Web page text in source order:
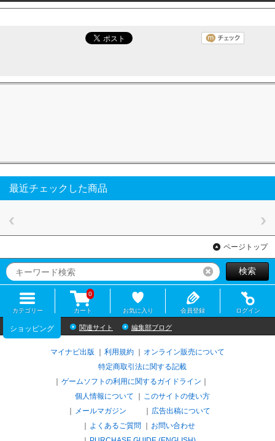
最近チェックした商品
ページトップ
リセット検索
カテゴリー カート
0
お気に入り 会員登録 ログイン
ショッピング 関連サイト 編集部ブログ
マイナビ出版 利用規約
オンライン販売について
特定商取引法に関する記載
ゲームソフトの利用に関するガイドライン
個人情報について
このサイトの使い方
メールマガジン
広告出稿について
よくあるご質問
お問い合わせ